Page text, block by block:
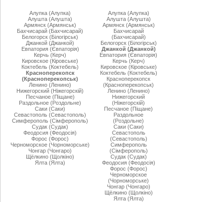
Алупка (Алупка)
Алушта (Алушта)
Армянск (Армянськ)
Бахчисарай (Бахчисарай)
Белогорск (Бiлогiрськ)
Джанкой (Джанкой)
Евпатория (Євпаторiя)
Керчь (Керч)
Кировское (Кiровське)
Коктебель (Коктебель)
Красноперекопск
(Красноперекопськ)
Ленино (Ленино)
Нижегорский (Нiжегорскiй)
Песчаное (Пiщане)
Раздольное (Роздольне)
Саки (Саки)
Севастополь (Севастополь)
Симферополь (Сiмферополь)
Судак (Судак)
Феодосия (Феодосiя)
Форос (Форос)
Черноморское (Чорноморське)
Чонгар (Чонгаро)
Щёлкино (Щолкiно)
Ялта (Ялта)
Алупка (Алупка)
Алушта (Алушта)
Армянск (Армянськ)
Бахчисарай
(Бахчисарай)
Белогорск (Бiлогiрськ)
Джанкой (Джанкой)
Евпатория (Євпаторiя)
Керчь (Керч)
Кировское (Кiровське)
Коктебель (Коктебель)
Красноперекопск
(Красноперекопськ)
Ленино (Ленино)
Нижегорский
(Нiжегорскiй)
Песчаное (Пiщане)
Раздольное
(Роздольне)
Саки (Саки)
Севастополь
(Севастополь)
Симферополь
(Сiмферополь)
Судак (Судак)
Феодосия (Феодосiя)
Форос (Форос)
Черноморское
(Чорноморське)
Чонгар (Чонгаро)
Щёлкино (Щолкiно)
Ялта (Ялта)